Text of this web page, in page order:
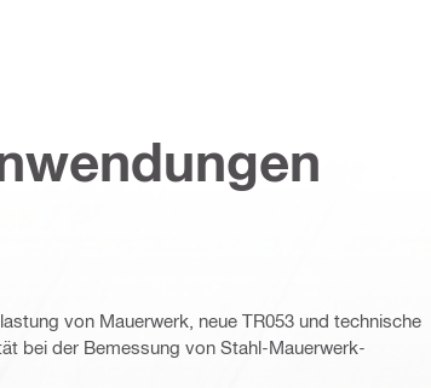
von Mauerwerk, neue TR053 und technische
bei der Bemessung von Stahl-Mauerwerk-